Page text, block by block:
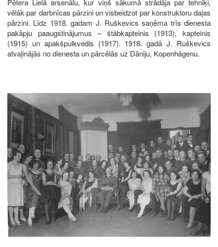
vēlāk par darbnīcas pārzini un visbeidzot par konstruktoru daļas
pārzini. Līdz 1918. gadam J. Ruškevics saņēma trīs dienesta
pakāpju paaugstinājumus – štābkapteinis (1913), kapteinis
(1915) un apakšpulkvedis (1917). 1918. gadā J. Ruškevics
atvaļinājās no dienesta un pārcēlās uz Dāniju, Kopenhāgenu.
Image